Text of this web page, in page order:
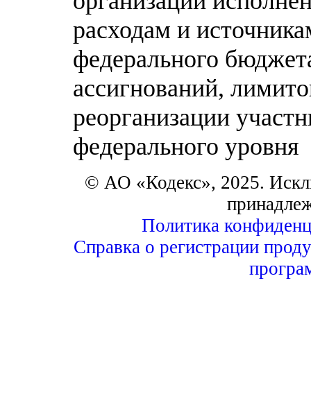
расходам и
федерального
ассигнований,
реорганизации
федерального уровня
© АО «Кодекс», 2025.
Политика
Справка о регистрации